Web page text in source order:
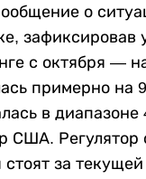
о
зафиксировав
с октября —
примерно на
в диапазоне
США. Регулятор
за текущей